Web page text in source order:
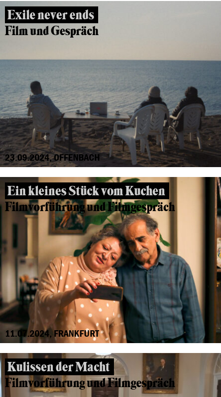
Exile never ends
Film und Gespräch
23.09.2024, OFFENBACH
Ein kleines Stück vom Kuchen
Filmvorführung und Filmgespräch
11.07.2024, FRANKFURT
Kulissen der Macht
Filmvorführung und Filmgespräch